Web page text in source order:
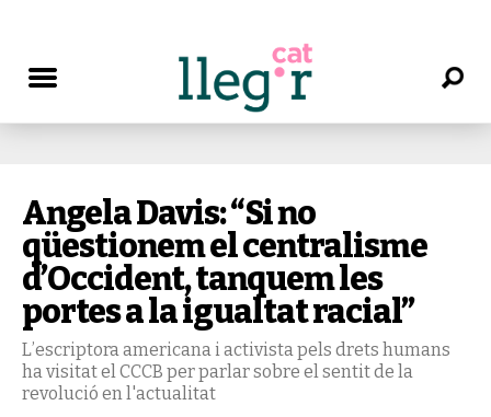
Angela Davis: “Si no
qüestionem el centralisme
d’Occident, tanquem les
portes a la igualtat racial”
L’escriptora americana i activista pels drets humans
ha visitat el CCCB per parlar sobre el sentit de la
revolució en l'actualitat